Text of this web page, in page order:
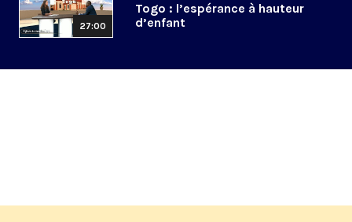
27:00
Togo : l’espérance à hauteur
d’enfant